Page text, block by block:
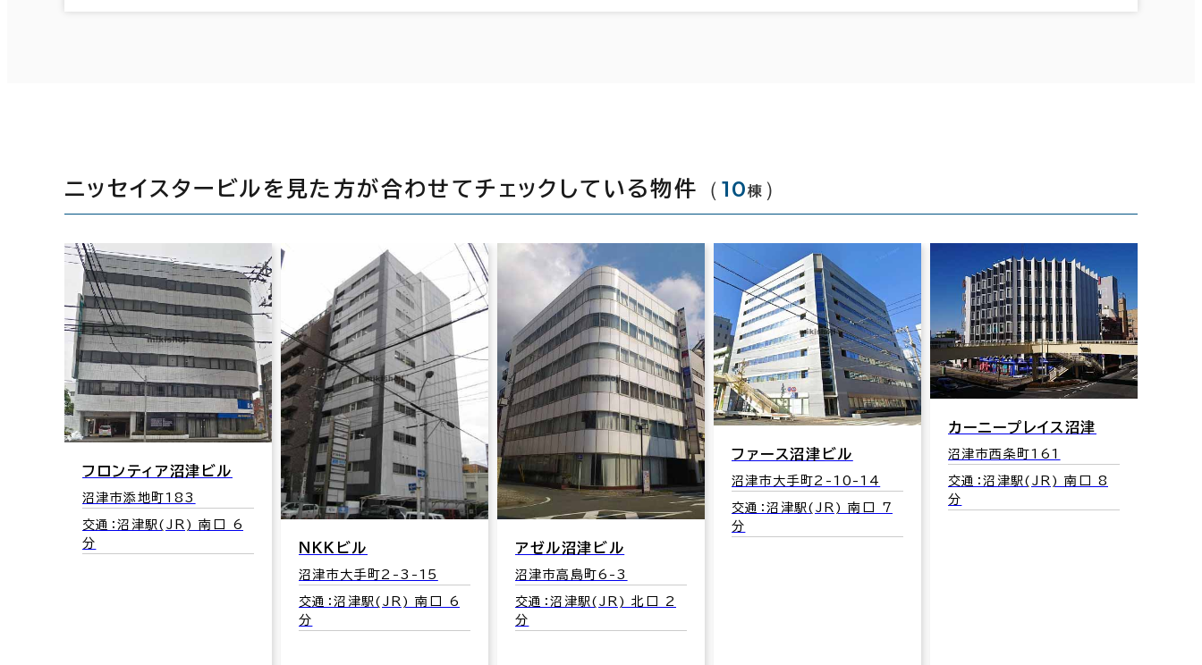
ニッセイスタービルを見た方が合わせてチェックしている物件 （ 10棟 ）
フロンティア沼津ビル
沼津市添地町183
交通：沼津駅(JR) 南口 6
分
ＮＫＫビル
沼津市大手町2-3-15
交通：沼津駅(JR) 南口 6
分
アゼル沼津ビル
沼津市高島町6-3
交通：沼津駅(JR) 北口 2
分
ファース沼津ビル
沼津市大手町2-10-14
交通：沼津駅(JR) 南口 7
分
カーニープレイス沼津
沼津市西条町161
交通：沼津駅(JR) 南口 8
分